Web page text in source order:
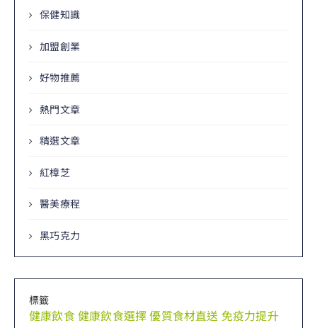
保健知識
加盟創業
好物推薦
熱門文章
精選文章
紅樟芝
醫美療程
黑巧克力
標籤
健康飲食健康飲食選擇優質食材直送 免疫力提升